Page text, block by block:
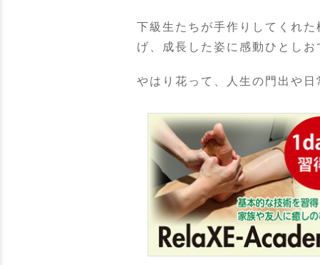
下級生たちが手作りしてくれ
げ、成長した姿に感動ひとしお
やはり花って、人生の門出や日